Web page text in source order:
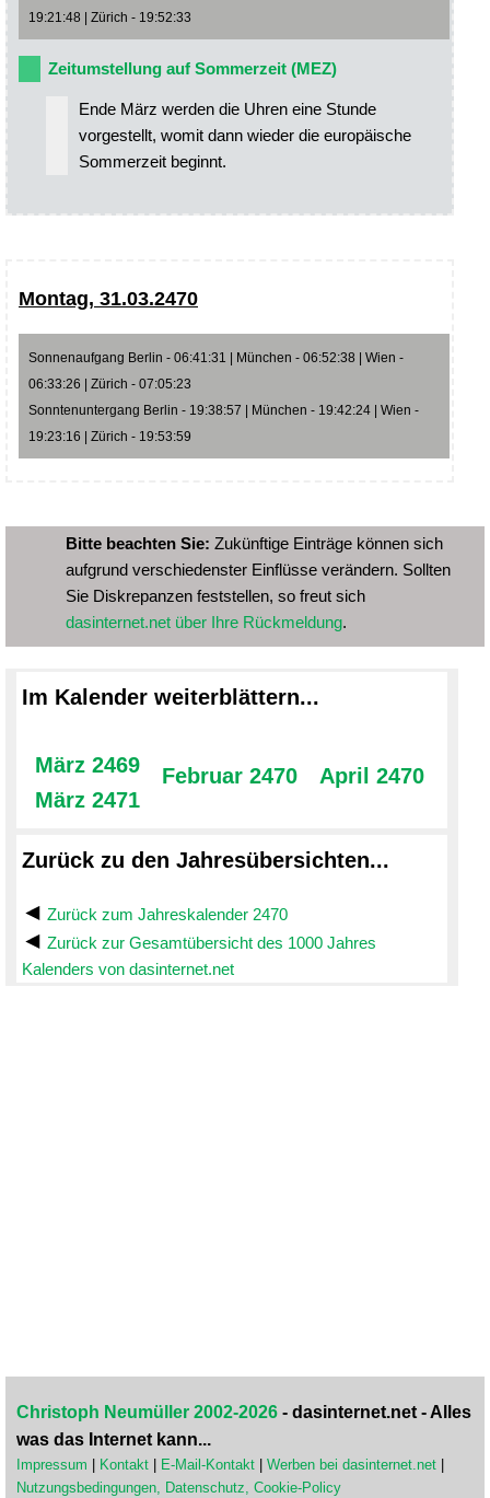
19:21:48 | Zürich - 19:52:33
Zeitumstellung auf Sommerzeit (MEZ)
Ende März werden die Uhren eine Stunde
vorgestellt, womit dann wieder die europäische
Sommerzeit beginnt.
Montag, 31.03.2470
Sonnenaufgang Berlin - 06:41:31 | München - 06:52:38 | Wien -
06:33:26 | Zürich - 07:05:23
Sonntenuntergang Berlin - 19:38:57 | München - 19:42:24 | Wien -
19:23:16 | Zürich - 19:53:59
Bitte beachten Sie: Zukünftige Einträge können sich
aufgrund verschiedenster Einflüsse verändern. Sollten
Sie Diskrepanzen feststellen, so freut sich
dasinternet.net über Ihre Rückmeldung.
Im Kalender weiterblättern...
März 2469
März 2471
Februar 2470 April 2470
Zurück zu den Jahresübersichten...
Zurück zum Jahreskalender 2470
Zurück zur Gesamtübersicht des 1000 Jahres
Kalenders von dasinternet.net
Christoph Neumüller 2002-2026 - dasinternet.net - Alles
was das Internet kann...
Impressum Kontakt E-Mail-Kontakt Werben bei dasinternet.net
Nutzungsbedingungen, Datenschutz, Cookie-Policy